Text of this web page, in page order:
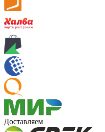
Доставляем